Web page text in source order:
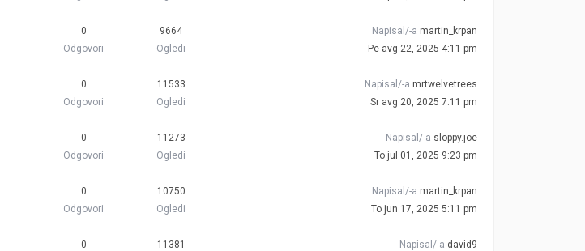
0
Odgovori
9664
Ogledi
Napisal/-a martin_krpan
Pe avg 22, 2025 4:11 pm
0
Odgovori
11533
Ogledi
Napisal/-a mrtwelvetrees
Sr avg 20, 2025 7:11 pm
0
Odgovori
11273
Ogledi
Napisal/-a sloppy.joe
To jul 01, 2025 9:23 pm
0
Odgovori
10750
Ogledi
Napisal/-a martin_krpan
To jun 17, 2025 5:11 pm
0
11381
Napisal/-a david9